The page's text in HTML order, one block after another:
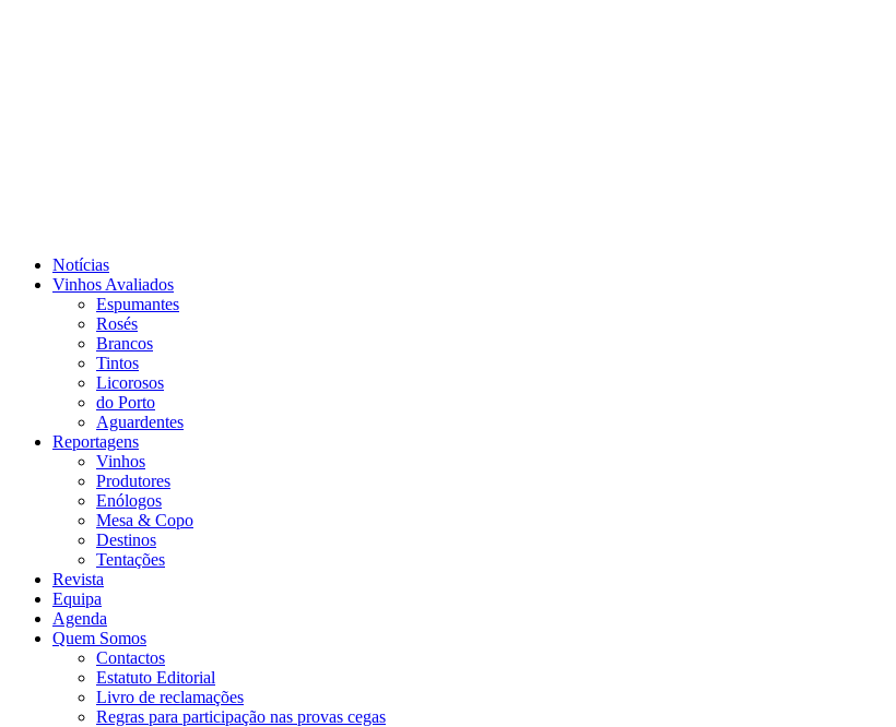
Notícias
Vinhos Avaliados
Espumantes
Rosés
Brancos
Tintos
Licorosos
do Porto
Aguardentes
Reportagens
Vinhos
Produtores
Enólogos
Mesa & Copo
Destinos
Tentações
Revista
Equipa
Agenda
Quem Somos
Contactos
Estatuto Editorial
Livro de reclamações
Regras para participação nas provas cegas